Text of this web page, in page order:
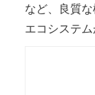
など、良質
エコシステム